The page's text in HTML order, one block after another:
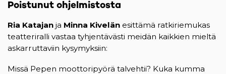
Poistunut ohjelmistosta
Ria Katajan ja Minna Kivelän esittämä ratkiriemukas
teatteriralli vastaa tyhjentävästi meidän kaikkien mieltä
askarruttaviin kysymyksiin:
Missä Pepen moottoripyörä talvehtii? Kuka kumma